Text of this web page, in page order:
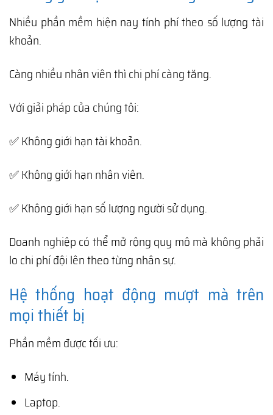
Nhiều phần mềm hiện nay tính phí theo số lượng tài
khoản.
Càng nhiều nhân viên thì chi phí càng tăng.
Với giải pháp của chúng tôi:
✅ Không giới hạn tài khoản.
✅ Không giới hạn nhân viên.
✅ Không giới hạn số lượng người sử dụng.
Doanh nghiệp có thể mở rộng quy mô mà không phải
lo chi phí đội lên theo từng nhân sự.
Hệ thống hoạt động mượt mà trên
mọi thiết bị
Phần mềm được tối ưu:
Máy tính.
Laptop.